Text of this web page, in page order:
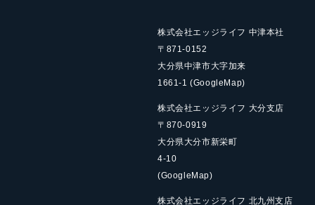
株式会社エッジライフ 中津本社
〒871-0152
大分県中津市大字加来
1661-1(GoogleMap)
株式会社エッジライフ 大分支店
〒870-0919
大分県大分市新栄町
4-10
(GoogleMap)
株式会社エッジライフ 北九州支店